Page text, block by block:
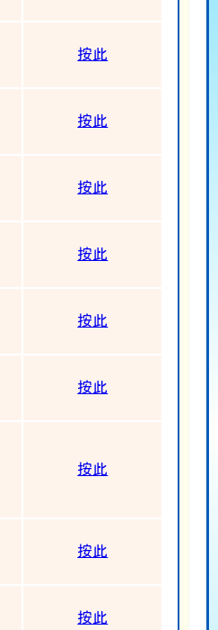
按此
按此
按此
按此
按此
按此
按此
按此
按此